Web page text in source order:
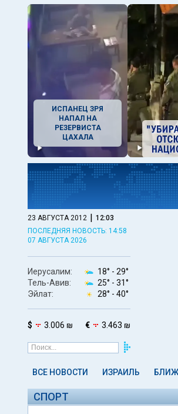
ИСПАНЕЦ ЗРЯ
НАПАЛ НА
РЕЗЕРВИСТА
ЦАХАЛА
23 АВГУСТА 2012 | 12:03
ПОСЛЕДНЯЯ НОВОСТЬ: 14:58
07 АВГУСТА 2026
Иерусалим: 18° - 29°
Тель-Авив:
25° - 31°
Эйлат:
28° - 40°
$ 3.006 ₪ € 3.463 ₪
ВСЕ НОВОСТИ ИЗРАИЛЬ
СПОРТ